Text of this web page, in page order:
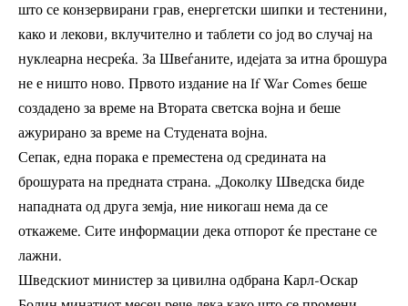
што се конзервирани грав, енергетски шипки и тестенини,
како и лекови, вклучително и таблети со јод во случај на
нуклеарна несреќа. За Швеѓаните, идејата за итна брошура
не е ништо ново. Првото издание на If War Comes беше
создадено за време на Втората светска војна и беше
ажурирано за време на Студената војна.
Сепак, една порака е преместена од средината на
брошурата на предната страна. „Доколку Шведска биде
нападната од друга земја, ние никогаш нема да се
откажеме. Сите информации дека отпорот ќе престане се
лажни.
Шведскиот министер за цивилна одбрана Карл-Оскар